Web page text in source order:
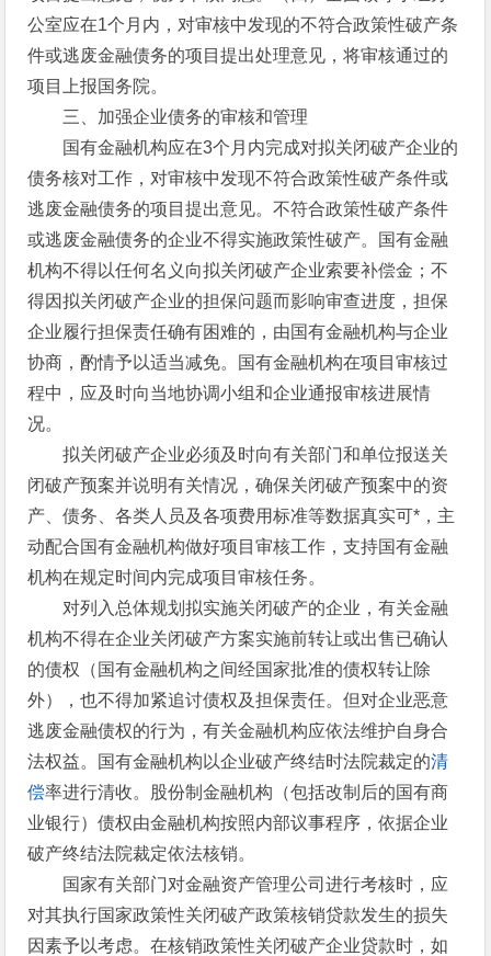
公室应在1个月内，对审核中发现的不符合政策性破产条
件或逃废金融债务的项目提出处理意见，将审核通过的
项目上报国务院。
三、加强企业债务的审核和管理
国有金融机构应在3个月内完成对拟关闭破产企业的
债务核对工作，对审核中发现不符合政策性破产条件或
逃废金融债务的项目提出意见。不符合政策性破产条件
或逃废金融债务的企业不得实施政策性破产。国有金融
机构不得以任何名义向拟关闭破产企业索要补偿金；不
得因拟关闭破产企业的担保问题而影响审查进度，担保
企业履行担保责任确有困难的，由国有金融机构与企业
协商，酌情予以适当减免。国有金融机构在项目审核过
程中，应及时向当地协调小组和企业通报审核进展情
况。
拟关闭破产企业必须及时向有关部门和单位报送关
闭破产预案并说明有关情况，确保关闭破产预案中的资
产、债务、各类人员及各项费用标准等数据真实可*，主
动配合国有金融机构做好项目审核工作，支持国有金融
机构在规定时间内完成项目审核任务。
对列入总体规划拟实施关闭破产的企业，有关金融
机构不得在企业关闭破产方案实施前转让或出售已确认
的债权（国有金融机构之间经国家批准的债权转让除
外），也不得加紧追讨债权及担保责任。但对企业恶意
逃废金融债权的行为，有关金融机构应依法维护自身合
法权益。国有金融机构以企业破产终结时法院裁定的清
偿率进行清收。股份制金融机构（包括改制后的国有商
业银行）债权由金融机构按照内部议事程序，依据企业
破产终结法院裁定依法核销。
国家有关部门对金融资产管理公司进行考核时，应
对其执行国家政策性关闭破产政策核销贷款发生的损失
因素予以考虑。在核销政策性关闭破产企业贷款时，如